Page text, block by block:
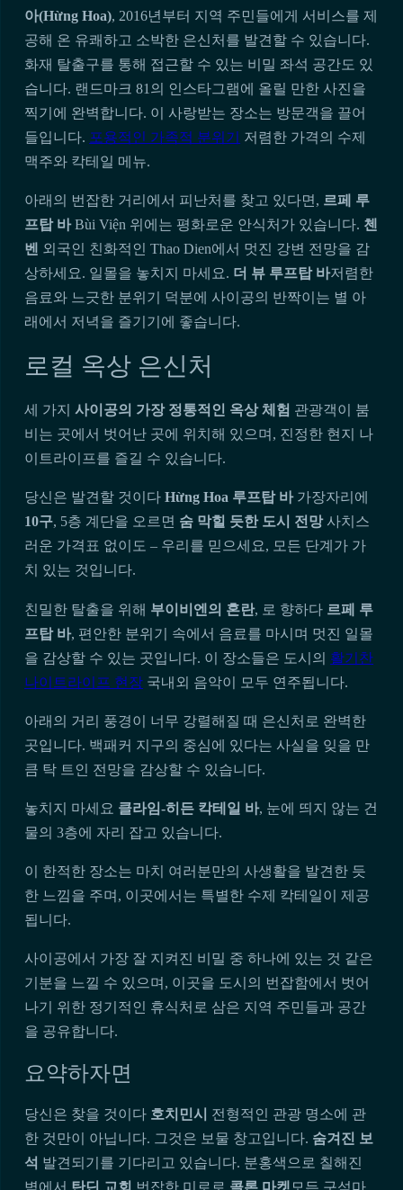
아(Hừng Hoa), 2016년부터 지역 주민들에게 서비스를 제
공해 온 유쾌하고 소박한 은신처를 발견할 수 있습니다.
화재 탈출구를 통해 접근할 수 있는 비밀 좌석 공간도 있
습니다. 랜드마크 81의 인스타그램에 올릴 만한 사진을
찍기에 완벽합니다. 이 사랑받는 장소는 방문객을 끌어
들입니다. 포용적인 가족적 분위기
저렴한 가격의 수제
맥주와 칵테일 메뉴.
아래의 번잡한 거리에서 피난처를 찾고 있다면, 르페 루
프탑 바Bùi Viện 위에는 평화로운 안식처가 있습니다. 첸
벤 외국인 친화적인 Thao Dien에서 멋진 강변 전망을 감
상하세요. 일몰을 놓치지 마세요. 더 뷰 루프탑 바저렴한
음료와 느긋한 분위기 덕분에 사이공의 반짝이는 별 아
래에서 저녁을 즐기기에 좋습니다.
로컬 옥상 은신처
세 가지사이공의 가장 정통적인 옥상 체험 관광객이 붐
비는 곳에서 벗어난 곳에 위치해 있으며, 진정한 현지 나
이트라이프를 즐길 수 있습니다.
당신은 발견할 것이다Hừng Hoa 루프탑 바가장자리에
10구, 5층 계단을 오르면 숨 막힐 듯한 도시 전망사치스
러운 가격표 없이도 – 우리를 믿으세요, 모든 단계가 가
치 있는 것입니다.
친밀한 탈출을 위해 부이비엔의 혼란, 로 향하다 르페 루
프탑 바, 편안한 분위기 속에서 음료를 마시며 멋진 일몰
을 감상할 수 있는 곳입니다. 이 장소들은 도시의 활기찬
나이트라이프 현장 국내외 음악이 모두 연주됩니다.
아래의 거리 풍경이 너무 강렬해질 때 은신처로 완벽한
곳입니다. 백패커 지구의 중심에 있다는 사실을 잊을 만
큼 탁 트인 전망을 감상할 수 있습니다.
놓치지 마세요 클라임-히든 칵테일 바, 눈에 띄지 않는 건
물의 3층에 자리 잡고 있습니다.
이 한적한 장소는 마치 여러분만의 사생활을 발견한 듯
한 느낌을 주며, 이곳에서는 특별한 수제 칵테일이 제공
됩니다.
사이공에서 가장 잘 지켜진 비밀 중 하나에 있는 것 같은
기분을 느낄 수 있으며, 이곳을 도시의 번잡함에서 벗어
나기 위한 정기적인 휴식처로 삼은 지역 주민들과 공간
을 공유합니다.
요약하자면
당신은 찾을 것이다 호치민시
전형적인 관광 명소에 관
한 것만이 아닙니다. 그것은 보물 창고입니다. 숨겨진 보
석 발견되기를 기다리고 있습니다. 분홍색으로 칠해진